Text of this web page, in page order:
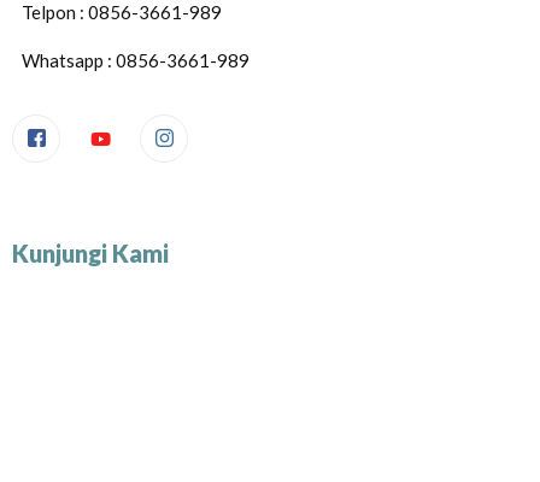
Telpon : 0856-3661-989
Whatsapp : 0856-3661-989
Kunjungi Kami